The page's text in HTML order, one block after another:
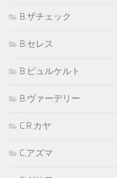
B.ザチェック
B.セレス
B.ビュルケルト
B.ヴァーデリー
C.R.カヤ
C.アズマ